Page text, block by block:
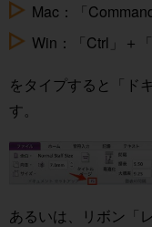
Mac：「
Win：「Ctrl」＋「
をタイプすると「ド
す。
あるいは、リボン「